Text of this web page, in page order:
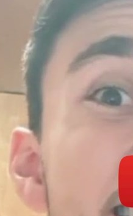
Povolit cookies a